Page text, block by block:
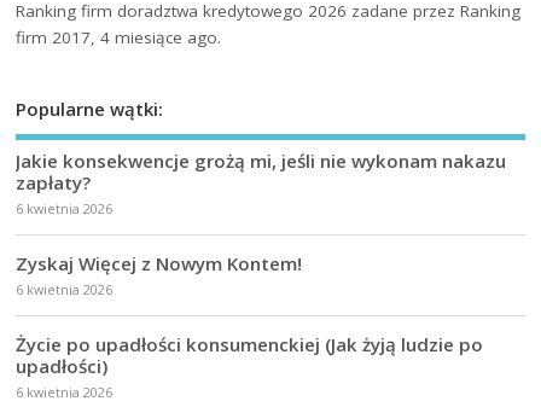
Ranking firm doradztwa kredytowego 2026 zadane przez Ranking
firm 2017, 4 miesiące ago.
Popularne wątki:
Jakie konsekwencje grożą mi, jeśli nie wykonam nakazu
zapłaty?
6 kwietnia 2026
Zyskaj Więcej z Nowym Kontem!
6 kwietnia 2026
Życie po upadłości konsumenckiej (Jak żyją ludzie po
upadłości)
6 kwietnia 2026